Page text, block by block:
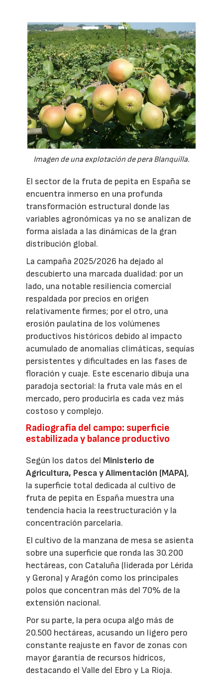
Imagen de una explotación de pera Blanquilla.
El sector de la fruta de pepita en España se
encuentra inmerso en una profunda
transformación estructural donde las
variables agronómicas ya no se analizan de
forma aislada a las dinámicas de la gran
distribución global.
La campaña 2025/2026 ha dejado al
descubierto una marcada dualidad: por un
lado, una notable resiliencia comercial
respaldada por precios en origen
relativamente firmes; por el otro, una
erosión paulatina de los volúmenes
productivos históricos debido al impacto
acumulado de anomalías climáticas, sequías
persistentes y dificultades en las fases de
floración y cuaje. Este escenario dibuja una
paradoja sectorial: la fruta vale más en el
mercado, pero producirla es cada vez más
costoso y complejo.
Radiografía del campo: superficie
estabilizada y balance productivo
Según los datos del Ministerio de
Agricultura, Pesca y Alimentación (MAPA),
la superficie total dedicada al cultivo de
fruta de pepita en España muestra una
tendencia hacia la reestructuración y la
concentración parcelaria.
El cultivo de la manzana de mesa se asienta
sobre una superficie que ronda las 30.200
hectáreas, con Cataluña (liderada por Lérida
y Gerona) y Aragón como los principales
polos que concentran más del 70% de la
extensión nacional.
Por su parte, la pera ocupa algo más de
20.500 hectáreas, acusando un ligero pero
constante reajuste en favor de zonas con
mayor garantía de recursos hídricos,
destacando el Valle del Ebro y La Rioja.